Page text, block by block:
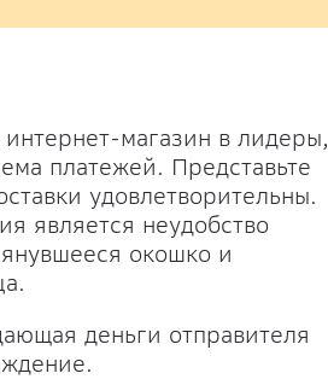
магазин в лидеры,
платежей. Представьте
удовлетворительны.
является неудобство
окошко и
деньги отправителя